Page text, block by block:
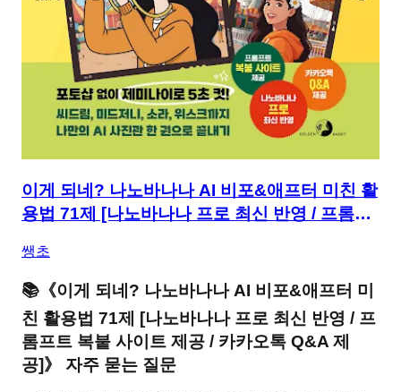
이게 되네? 나노바나나 AI 비포&애프터 미친 활
용법 71제 [나노바나나 프로 최신 반영 / 프롬프
쌩초
📚 《이게 되네? 나노바나나 AI 비포&애프터 미
친 활용법 71제 [나노바나나 프로 최신 반영 / 프
롬프트 복붙 사이트 제공 / 카카오톡 Q&A 제
공]》 자주 묻는 질문